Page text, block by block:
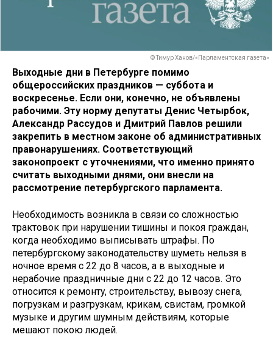
© Тимур Ханов/«Парламентская газета»
Выходные дни в Петербурге помимо
общероссийских праздников — суббота и
воскресенье. Если они, конечно, не объявлены
рабочими. Эту норму депутаты Денис Четырбок,
Александр Рассудов и Дмитрий Павлов решили
закрепить в местном законе об административных
правонарушениях. Соответствующий
законопроект с уточнениями, что именно принято
считать выходными днями, они внесли на
рассмотрение петербургского парламента.
Необходимость возникла в связи со сложностью
трактовок при нарушении тишины и покоя граждан,
когда необходимо выписывать штрафы. По
петербургскому законодательству шуметь нельзя в
ночное время с 22 до 8 часов, а в выходные и
нерабочие праздничные дни с 22 до 12 часов. Это
относится к ремонту, строительству, вывозу снега,
погрузкам и разгрузкам, крикам, свистам, громкой
музыке и другим шумным действиям, которые
мешают покою людей.